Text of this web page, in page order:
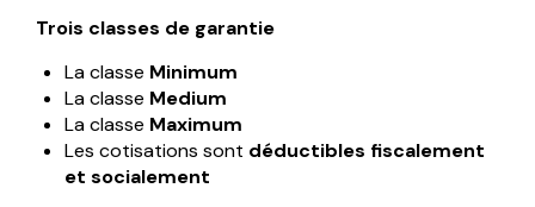
Trois classes de garantie
La classe Minimum
La classe Medium
La classe Maximum
Les cotisations sont déductibles fiscalement
et socialement